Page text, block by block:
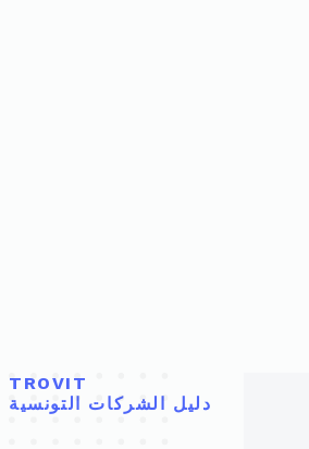
TROVIT
دليل الشركات التونسية